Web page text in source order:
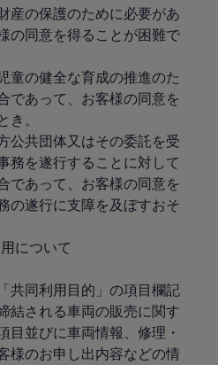
ター
産の保護のために必要があ
の同意を得ることが困難で
童の健全な育成の推進のた
であって、お客様の同意を
き。
公共団体又はその委託を受
務を遂行することに対して
であって、お客様の同意を
の遂行に支障を及ぼすおそ
について
共同利用目的」の項目欄記
結される車両の販売に関す
目並びに車両情報、修理・
様のお申し出内容などの情